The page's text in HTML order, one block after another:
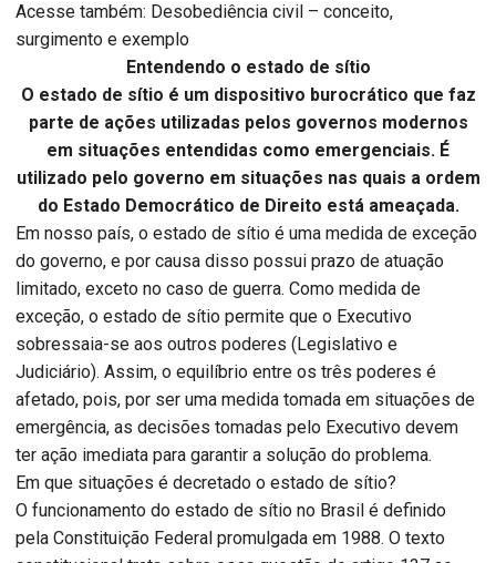
Acesse também: Desobediência civil – conceito,
surgimento e exemplo
Entendendo o estado de sítio
O estado de sítio é um dispositivo burocrático que faz
parte de ações utilizadas pelos governos modernos
em situações entendidas como emergenciais. É
utilizado pelo governo em situações nas quais a ordem
do Estado Democrático de Direito está ameaçada.
Em nosso país, o estado de sítio é uma medida de exceção
do governo, e por causa disso possui prazo de atuação
limitado, exceto no caso de guerra. Como medida de
exceção, o estado de sítio permite que o Executivo
sobressaia-se aos outros poderes (Legislativo e
Judiciário). Assim, o equilíbrio entre os três poderes é
afetado, pois, por ser uma medida tomada em situações de
emergência, as decisões tomadas pelo Executivo devem
ter ação imediata para garantir a solução do problema.
Em que situações é decretado o estado de sítio?
O funcionamento do estado de sítio no Brasil é definido
pela Constituição Federal promulgada em 1988. O texto